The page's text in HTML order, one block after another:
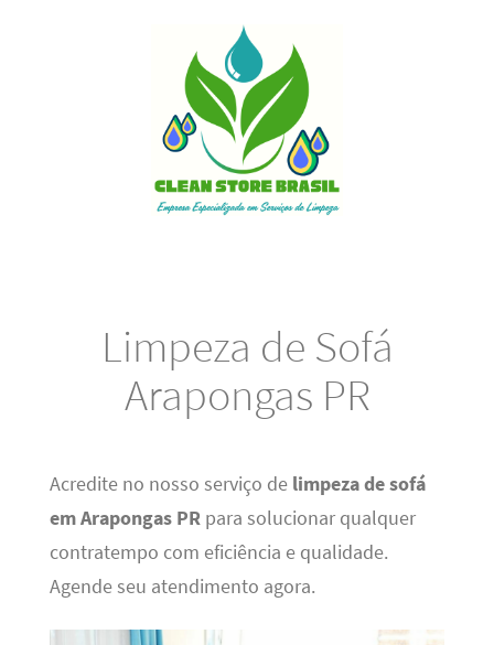
Limpeza de Sofá
Arapongas PR
Acredite no nosso serviço de limpeza de sofá
em Arapongas PRpara solucionar qualquer
contratempo com eficiência e qualidade.
Agende seu atendimento agora.